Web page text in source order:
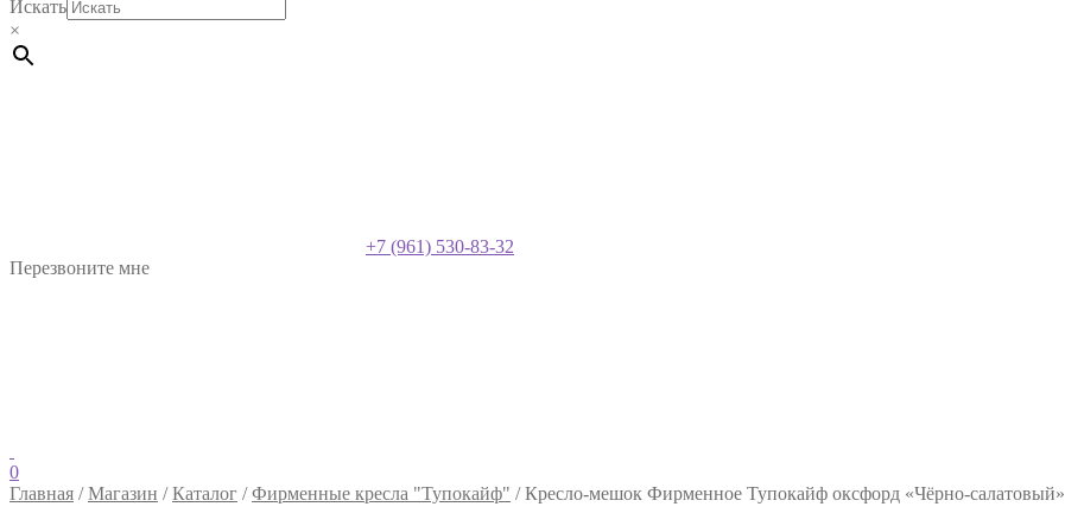
Искать
×
+7 (961) 530-83-32
Перезвоните мне
0
Главная /Магазин /Каталог /Фирменные кресла "Тупокайф" /Кресло-мешок Фирменное Тупокайф оксфорд «Чёрно-салатовый»